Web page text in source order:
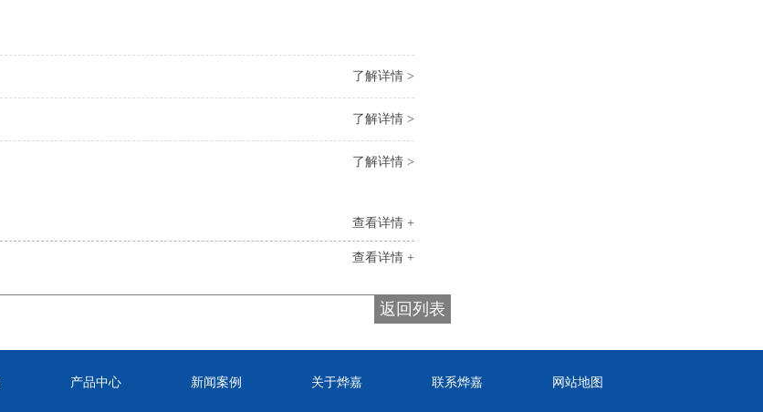
了解详情 >
了解详情 >
了解详情 >
查看详情 +
查看详情 +
返回列表
产品中心 新闻案例 关于烨嘉 联系烨嘉 网站地图